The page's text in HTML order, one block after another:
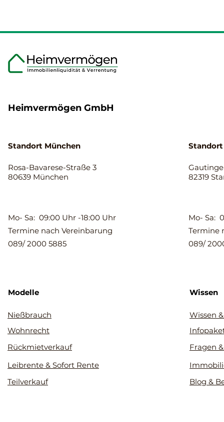
Heimvermögen GmbH
Standort München
Rosa-Bavarese-Straße 3
80639 München
82319
Mo- Sa: 09:00 Uhr -18:00 Uhr
Termine nach Vereinbarung
089/ 2000 5885
Modelle
Nießbrauch
Wohnrecht
Rückmietverkauf
Leibrente & Sofort Rente
Teilverkauf
Mo- Sa:
Termine
089/
Wissen
Wissen
Fragen
Blog &